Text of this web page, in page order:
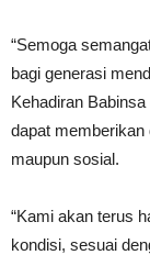
“Semoga
bagi generasi
Kehadiran
dapat memberikan
maupun sosial.
“Kami akan terus
kondisi, sesuai